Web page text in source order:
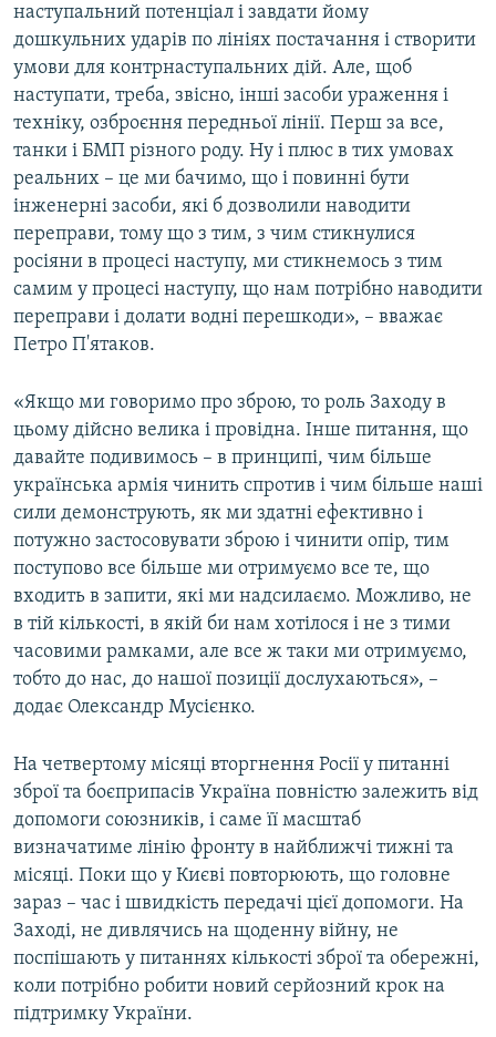
наступальний потенціал і завдати йому
дошкульних ударів по лініях постачання і створити
умови для контрнаступальних дій. Але, щоб
наступати, треба, звісно, інші засоби ураження і
техніку, озброєння передньої лінії. Перш за все,
танки і БМП різного роду. Ну і плюс в тих умовах
реальних – це ми бачимо, що і повинні бути
інженерні засоби, які б дозволили наводити
переправи, тому що з тим, з чим стикнулися
росіяни в процесі наступу, ми стикнемось з тим
самим у процесі наступу, що нам потрібно наводити
переправи і долати водні перешкоди», – вважає
Петро П'ятаков.
«Якщо ми говоримо про зброю, то роль Заходу в
цьому дійсно велика і провідна. Інше питання, що
давайте подивимось – в принципі, чим більше
українська армія чинить спротив і чим більше наші
сили демонструють, як ми здатні ефективно і
потужно застосовувати зброю і чинити опір, тим
поступово все більше ми отримуємо все те, що
входить в запити, які ми надсилаємо. Можливо, не
в тій кількості, в якій би нам хотілося і не з тими
часовими рамками, але все ж таки ми отримуємо,
тобто до нас, до нашої позиції дослухаються», –
додає Олександр Мусієнко.
На четвертому місяці вторгнення Росії у питанні
зброї та боєприпасів Україна повністю залежить від
допомоги союзників, і саме її масштаб
визначатиме лінію фронту в найближчі тижні та
місяці. Поки що у Києві повторюють, що головне
зараз – час і швидкість передачі цієї допомоги. На
Заході, не дивлячись на щоденну війну, не
поспішають у питаннях кількості зброї та обережні,
коли потрібно робити новий серйозний крок на
підтримку України.